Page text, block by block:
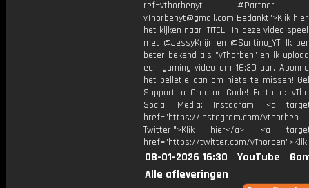
ref=vthorbenyt #Partner
vThorbenyt@gmail.com Bedankt">Klik
het kijken naar 'TITEL'! In deze video
met @JessyKnijn en @Santino_YT! Ik
beter bekend als "vThorben" en ik
een gaming video om 16:30 uur.
het belletje aan om niets te missen!
Support a Creator Code! Fortnite:
Social Media: Instagram: <a
href="https://instagram.com/vthorben
Twitter:">Klik hier</a> <a
href="https://twitter.com/
08-01-2026 16:30 YouTube
Alle afleveringen